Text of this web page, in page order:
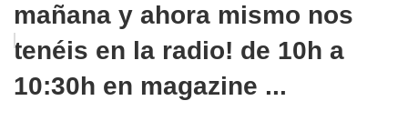
mañana y ahora mismo nos
tenéis en la radio! de 10h a
10:30h en magazine ...